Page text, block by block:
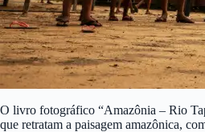
O livro fotográfico “Amazônia – Rio
que retratam a paisagem amazônica,